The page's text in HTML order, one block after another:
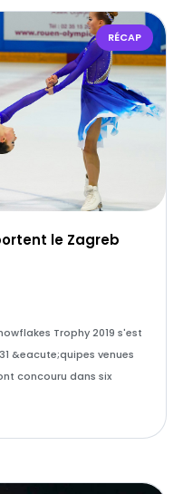
RÉCAP
le Zagreb
Trophy 2019 s'est
&eacute;quipes venues
concouru dans six